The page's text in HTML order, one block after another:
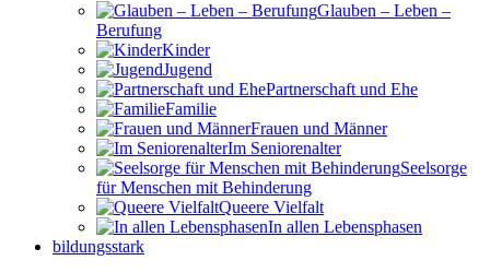
Glauben – Leben –
Berufung
Kinder
Jugend
Partnerschaft und Ehe
Familie
Frauen und Männer
Im Seniorenalter
Seelsorge
für Menschen mit Behinderung
Queere Vielfalt
In allen Lebensphasen
bildungsstark